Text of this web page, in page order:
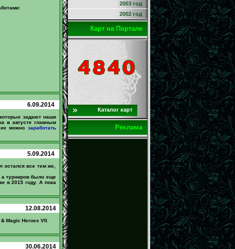
6.09.2014
задают наши
в августе главным
можно заработать
5.09.2014
остался все тем же,
а турниров было еще
в 2015 году. А пока
12.08.2014
Magic Heroes VII.
30.06.2014
2003 год
2002 год
Карт на Портале
Каталог карт
Реклама